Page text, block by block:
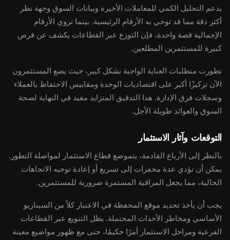
يدعم التحليل الكمي للمعاملات الأخيرة وبيانات السوق وجهة نظر
أكثر دقة مما قد توحي به الأرقام الرئيسية. بينما تروي الأرقام
الإجمالية قصة واحدة، فإن التوزع عبر القطاعات يكشف عن فرص
كبيرة للمستثمرين المطلعين.
تطورت متطلبات العناية الواجبة بشكل كبير، حيث يضع المستثمرون
الآن تركيزًا أكبر على اقتصاديات الوحدة ومقاييس الاحتفاظ بالعملاء
وسجلات فرق الإدارة. هذا التدقيق المتزايد مفيد في النهاية لصحة
السوق والعوائد طويلة الأجل.
التوقعات وآثار الاستثمار
بالنظر إلى الأرباع القادمة، يتموضع قطاع الاستثمار لمواصلة التطور.
يمكن أن تؤدي عدة محفزات إلى تسريع أو إعادة توجيه الاتجاهات
الحالية، مما يجعل المراقبة المستمرة ضرورية للمستثمرين.
يجب أن يأخذ تحديد موقع المحفظة في الاعتبار كلاً من السيناريو
الأساسي ومخاطر الأحداث المحتملة. يظل التنويع عبر القطاعات
الفرعية ومراحل الاستثمار أمرًا حكيمًا، حتى مع ظهور مواضيع معينة